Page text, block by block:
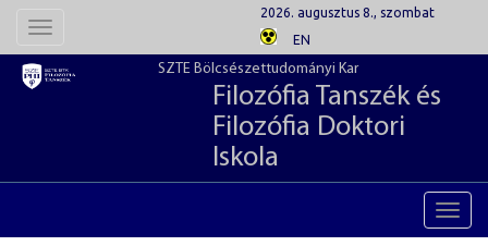
Toggle
2026. augusztus 8., szombat
EN
SZTE Bölcsészettudományi Kar
Filozófia Tanszék és
Filozófia Doktori
Iskola